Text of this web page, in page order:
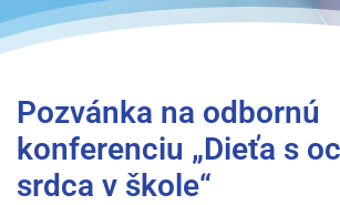
Pozvánka na odbornú
konferenciu „Dieťa s
srdca v škole“